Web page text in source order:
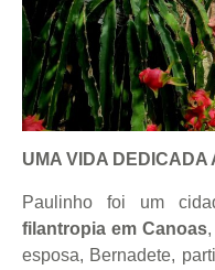
UMA VIDA DEDICADA
Paulinho foi um
filantropia em Canoas
esposa, Bernadete,